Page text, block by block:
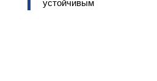
устойчивым